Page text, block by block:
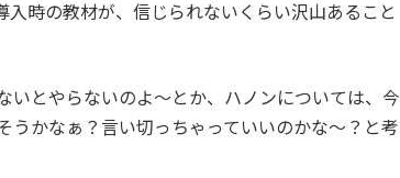
時の教材が、信じられないくらい沢山あること
いとやらないのよ～とか、ハノンについては、今
かなぁ？言い切っちゃっていいのかな～？と考